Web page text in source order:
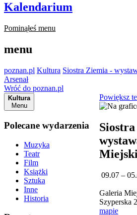
Kalendarium
Pominąłeś menu
menu
poznan.pl Kultura Siostra Ziemia -
Arsenał
Wróć do poznan.pl
Kultura
Menu
Polecane wydarzenia
Muzyka
Teatr
Film
Książki
Sztuka
Inne
Historia
Powiększ
09.07 –
Galeria
Szyperska
mapie